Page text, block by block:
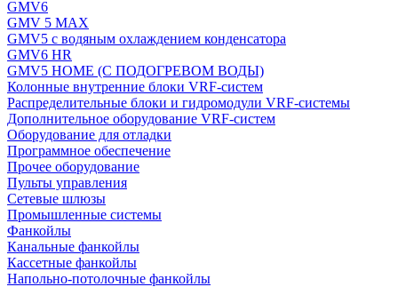
GMV6
GMV 5 MAX
GMV5 с водяным охлаждением конденсатора
GMV6 HR
GMV5 HOME (С ПОДОГРЕВОМ ВОДЫ)
Колонные внутренние блоки VRF-систем
Распределительные блоки и гидромодули VRF-системы
Дополнительное оборудование VRF-систем
Оборудование для отладки
Программное обеспечение
Прочее оборудование
Пульты управления
Сетевые шлюзы
Промышленные системы
Фанкойлы
Канальные фанкойлы
Кассетные фанкойлы
Напольно-потолочные фанкойлы